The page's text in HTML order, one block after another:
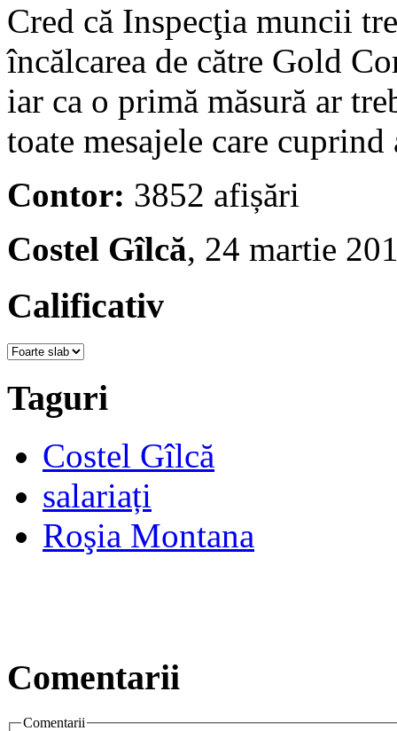
Cred că Inspecţia muncii
încălcarea de către Gold
iar ca o primă măsură ar
toate mesajele care
Contor: 3852 afișări
Costel Gîlcă, 24 martie
Calificativ
Taguri
Costel Gîlcă
salariați
Roşia Montana
Comentarii
Comentarii